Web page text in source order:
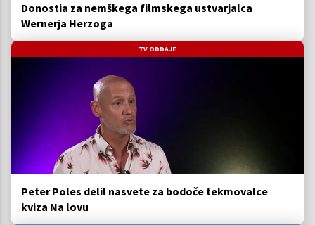
Donostia za nemškega filmskega ustvarjalca
Wernerja Herzoga
TV ODDAJE
Peter Poles delil nasvete za bodoče tekmovalce
kviza Na lovu